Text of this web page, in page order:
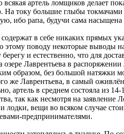
артель ломщиков делает
На току большие глыбы
ибо рапа, будучи сама
в себе никаких прямых
поводу некоторые выводы
и естественно, что для
Лаврентьева в
образом, без большой натяжки
же Лаврентьева, в самый
артель в среднем состояла из
так как несмотря на заявление
вещи во всяком случае
предпринимателями.